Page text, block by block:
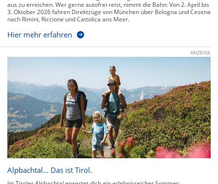
aus zu erreichen. Wer gerne autofrei reist, nimmt die Bahn: Von 2. April bis
3. Oktober 2026 fahren Direktzüge von München über Bologna und Cesena
nach Rimini, Riccione und Cattolica ans Meer.
Hier mehr erfahren
ANZEIGE
Alpbachtal… Das ist Tirol.